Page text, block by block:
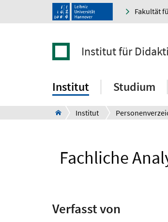
Fakultät
Institut für
Institut Studium
Institut
Fachliche
Verfasst von